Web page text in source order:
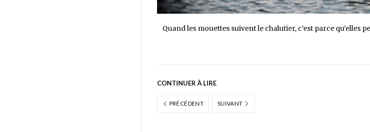
Quand les mouettes suivent le chalutier, c’est parce qu’elles
CONTINUER À LIRE
PRÉCÉDENT SUIVANT